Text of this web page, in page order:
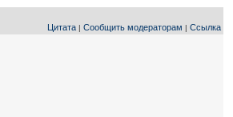
Цитата | Сообщить модераторам | Ссылка